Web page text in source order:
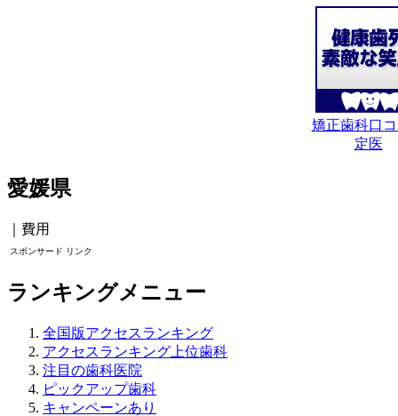
矯正歯科口
定医
愛媛県
｜費用
スポンサード リンク
ランキングメニュー
全国版アクセスランキング
アクセスランキング上位歯科
注目の歯科医院
ピックアップ歯科
キャンペーンあり